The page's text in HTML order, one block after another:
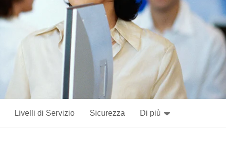
Livelli di Servizio Sicurezza Di più